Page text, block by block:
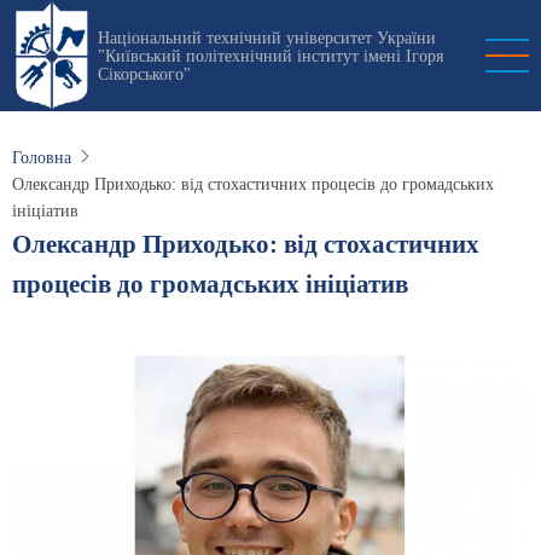
Перейти
основного
вмісту
Національний технічний університет України
"Київський політехнічний інститут імені Ігоря
Сікорського"
Головна
Олександр Приходько: від стохастичних процесів до громадських
ініціатив
Олександр Приходько: від стохастичних
процесів до громадських ініціатив